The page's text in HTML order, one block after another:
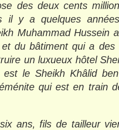
des deux cents
il y a quelques
Muhammad Hussein
du bâtiment qui a des
un luxueux hôtel
est le Sheikh Khâlid
qui est en train
ans, fils de tailleur